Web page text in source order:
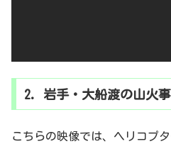
2. 岩手・大船渡の山火
こちらの映像では、ヘリコプ